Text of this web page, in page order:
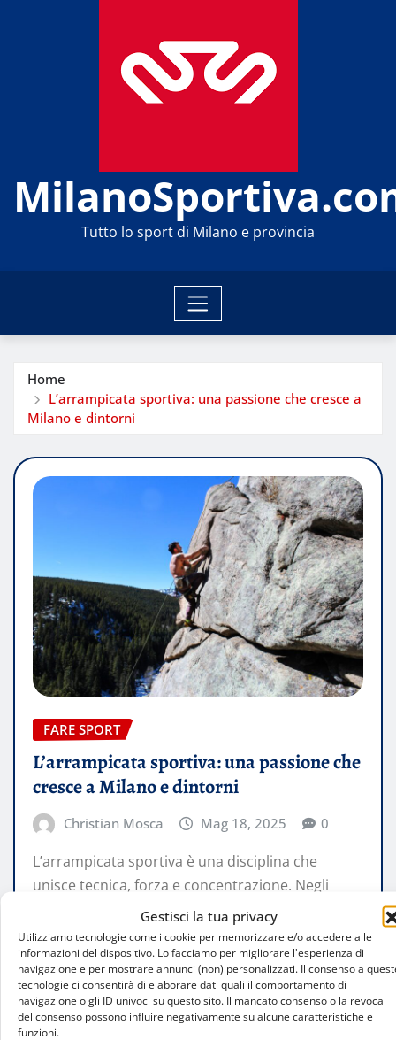
Gestisci la tua privacy
Utilizziamo tecnologie come i cookie per memorizzare e/o accedere alle
informazioni del dispositivo. Lo facciamo per migliorare l'esperienza di
navigazione e per mostrare annunci (non) personalizzati. Il consenso a
tecnologie ci consentirà di elaborare dati quali il comportamento di
navigazione o gli ID univoci su questo sito. Il mancato consenso o la revoca
del consenso possono influire negativamente su alcune caratteristiche e
funzioni.
Tutto lo sport di Milano e provincia
Home
L’arrampicata sportiva: una passione che cresce a
Milano e dintorni
FARE SPORT
L’arrampicata sportiva: una passione che
cresce a Milano e dintorni
Christian Mosca Mag 18, 2025 0
L’arrampicata sportiva è una disciplina che
unisce tecnica, forza e concentrazione. Negli
ultimi anni, la città di Milano e la…
LEGGI TUTTO